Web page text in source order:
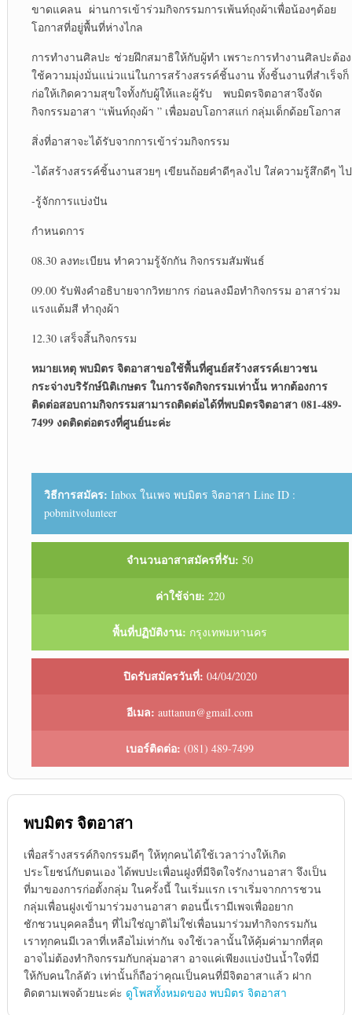
ขาดแคลน ผ่านการเข้าร่วมกิจกรรมการเพ้นท์ถุงผ้าเพื่อน้องๆด้อย
โอกาสที่อยู่พื้นที่ห่างไกล
การทำงานศิลปะ ช่วยฝึกสมาธิให้กับผู้ทำ เพราะการทำงานศิลปะต้อง
ใช้ความมุ่งมั่นแน่วแน่ในการสร้างสรรค์ชิ้นงาน ทั้งชิ้นงานที่สำเร็จก็
ก่อให้เกิดความสุขใจทั้งกับผู้ให้และผู้รับ พบมิตรจิตอาสาจึงจัด
กิจกรรมอาสา “เพ้นท์ถุงผ้า ” เพื่อมอบโอกาสแก่ กลุ่มเด็กด้อยโอกาส
สิ่งที่อาสาจะได้รับจากการเข้าร่วมกิจกรรม
-ได้สร้างสรรค์ชิ้นงานสวยๆ เขียนถ้อยคำดีๆลงไป ใส่ความรู้สึกดีๆ ไป
-รู้จักการแบ่งปัน
กำหนดการ
08.30 ลงทะเบียน ทำความรู้จักกัน กิจกรรมสัมพันธ์
09.00 รับฟังคำอธิบายจากวิทยากร ก่อนลงมือทำกิจกรรม อาสาร่วม
แรงแต้มสี ทำถุงผ้า
12.30 เสร็จสิ้นกิจกรรม
หมายเหตุ พบมิตร จิตอาสาขอใช้พื้นที่ศูนย์สร้างสรรค์เยาวชน
กระจ่างบริรักษ์นิติเกษตร ในการจัดกิจกรรมเท่านั้น หากต้องการ
ติดต่อสอบถามกิจกรรมสามารถติดต่อได้ที่พบมิตรจิตอาสา 081-489-
7499 งดติดต่อตรงที่ศูนย์นะค่ะ
วิธีการสมัคร: Inbox ในเพจ พบมิตร จิตอาสา Line ID :
pobmitvolunteer
จำนวนอาสาสมัครที่รับ: 50
ค่าใช้จ่าย: 220
พื้นที่ปฏิบัติงาน: กรุงเทพมหานคร
ปิดรับสมัครวันที่: 04/04/2020
อีเมล: auttanun@gmail.com
เบอร์ติดต่อ: (081) 489-7499
พบมิตร จิตอาสา
เพื่อสร้างสรรค์กิจกรรมดีๆ ให้ทุกคนได้ใช้เวลาว่างให้เกิด
ประโยชน์กับตนเอง ได้พบปะเพื่อนฝูงที่มีจิตใจรักงานอาสา จึงเป็น
ที่มาของการก่อตั้งกลุ่ม ในครั้งนี้ ในเริ่มแรก เราเริ่มจากการชวน
กลุ่มเพื่อนฝูงเข้ามาร่วมงานอาสา ตอนนี้เรามีเพจเพื่ออยาก
ชักชวนบุคคลอื่นๆ ที่ไม่ใช่ญาติไม่ใช่เพื่อนมาร่วมทำกิจกรรมกัน
เราทุกคนมีเวลาที่เหลือไม่เท่ากัน จงใช้เวลานั้นให้คุ้มค่ามากที่สุด
อาจไม่ต้องทำกิจกรรมกับกลุ่มอาสา อาจแค่เพียงแบ่งปันน้ำใจที่มี
ให้กับคนใกล้ตัว เท่านั้นก็ถือว่าคุณเป็นคนที่มีจิตอาสาแล้ว ฝาก
ติดตามเพจด้วยนะค่ะ ดูโพสทั้งหมดของ พบมิตร จิตอาสา